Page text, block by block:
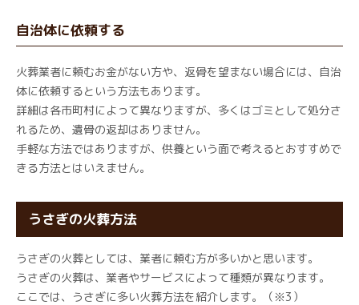
自治体に依頼する
火葬業者に頼むお金がない方や、返骨を望まない場合には、自治
体に依頼するという方法もあります。
詳細は各市町村によって異なりますが、多くはゴミとして処分さ
れるため、遺骨の返却はありません。
手軽な方法ではありますが、供養という面で考えるとおすすめで
きる方法とはいえません。
うさぎの火葬方法
うさぎの火葬としては、業者に頼む方が多いかと思います。
うさぎの火葬は、業者やサービスによって種類が異なります。
ここでは、うさぎに多い火葬方法を紹介します。（※3）